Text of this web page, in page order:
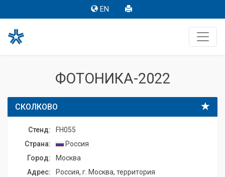
EN
ФОТОНИКА-2022
СКОЛКОВО
Стенд:
FH055
Страна:
Россия
Город:
Москва
Адрес:
Россия, г. Москва, территория